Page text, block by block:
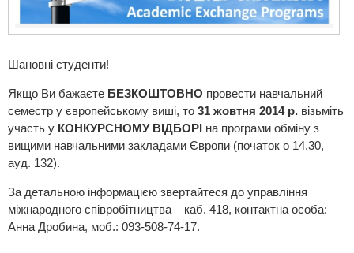
Шановні студенти!
Якщо Ви бажаєте БЕЗКОШТОВНО провести навчальний
семестр у європейському виші, то 31 жовтня 2014 р. візьміть
участь у КОНКУРСНОМУ ВІДБОРІ на програми обміну з
вищими навчальними закладами Європи (початок о 14.30,
ауд. 132).
За детальною інформацією звертайтеся до управління
міжнародного співробітництва – каб. 418, контактна особа:
Анна Дробина, моб.: 093-508-74-17.